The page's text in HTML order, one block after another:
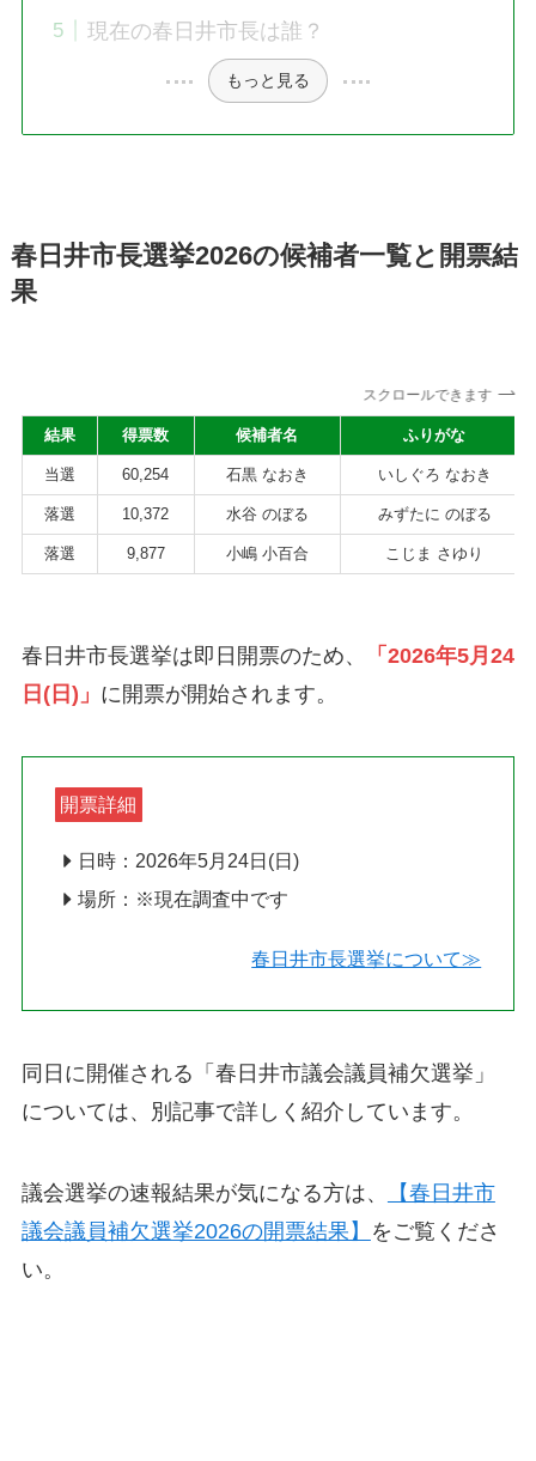
現在の春日井市長は誰？
もっと見る
春日井市長選挙2026の候補者一覧と開票結
果
スクロールできます
結果 得票数 候補者名 ふりがな
当選 60,254 石黒 なおき いしぐろ なおき
落選 10,372 水谷 のぼる みずたに のぼる
落選 9,877 小嶋 小百合 こじま さゆり
春日井市長選挙は即日開票のため、
「2026年5月24
日(日)」 に開票が開始されます。
開票詳細
日時：2026年5月24日(日)
場所：※現在調査中です
春日井市長選挙について≫
同日に開催される「春日井市議会議員補欠選挙」
については、別記事で詳しく紹介しています。
議会選挙の速報結果が気になる方は、
【春日井市
議会議員補欠選挙2026の開票結果】
をご覧くださ
い。